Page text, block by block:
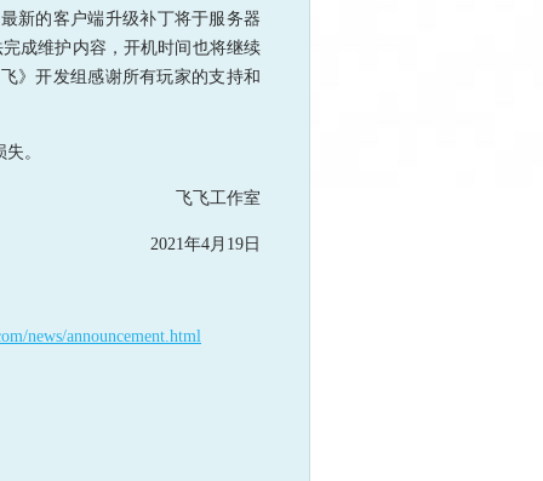
新的客户端升级补丁将于服务器
成维护内容，开机时间也将继续
》开发组感谢所有玩家的支持和
。
飞飞工作室
2021年4月19日
news/announcement.html